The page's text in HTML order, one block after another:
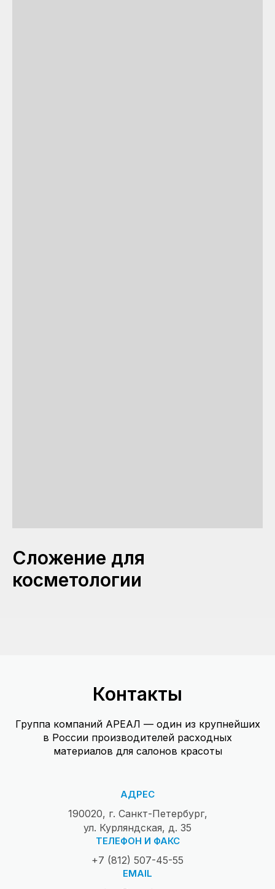
Сложение для
косметологии
Контакты
Группа компаний АРЕАЛ — один из крупнейших
в России производителей расходных
материалов для салонов красоты
АДРЕС
190020, г. Санкт-Петербург,
ул. Курляндская, д. 35
ТЕЛЕФОН И ФАКС
+7 (812) 507-45-55
EMAIL